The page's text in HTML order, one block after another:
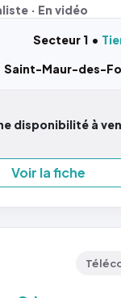
· En vidéo
Secteur 1
Saint-Maur-des-
disponibilité à
Voir la fiche